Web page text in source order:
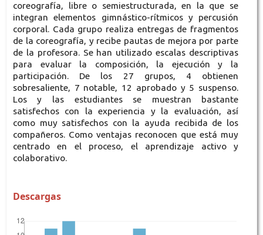
coreografía, libre o semiestructurada, en la que se
integran elementos gimnástico-rítmicos y percusión
corporal. Cada grupo realiza entregas de fragmentos
de la coreografía, y recibe pautas de mejora por parte
de la profesora. Se han utilizado escalas descriptivas
para evaluar la composición, la ejecución y la
participación. De los 27 grupos, 4 obtienen
sobresaliente, 7 notable, 12 aprobado y 5 suspenso.
Los y las estudiantes se muestran bastante
satisfechos con la experiencia y la evaluación, así
como muy satisfechos con la ayuda recibida de los
compañeros. Como ventajas reconocen que está muy
centrado en el proceso, el aprendizaje activo y
colaborativo.
Descargas